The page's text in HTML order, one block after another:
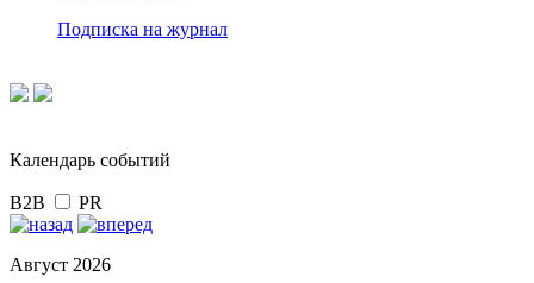
Подписка на журнал
Календарь событий
B2B PR
Август 2026